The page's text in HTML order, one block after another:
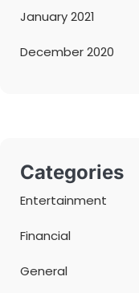
January 2021
December 2020
Categories
Entertainment
Financial
General